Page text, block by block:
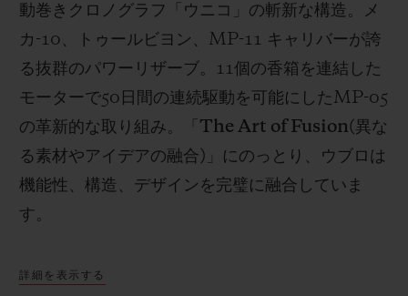
動巻きクロノグラフ「ウニコ」の斬新な構造。メ
カ -10 、トゥールビヨン、 MP-11 キャリバーが誇
る抜群のパワーリザーブ。 11個の香箱を連結した
モーターで50 日間の連続駆動を可能にしたMP-05
の革新的な取り組み。「 The Art of Fusion(異な
る素材やアイデアの融合) 」にのっとり、ウブロは
機能性、構造、デザインを完璧に融合していま
す。
詳細を表示する